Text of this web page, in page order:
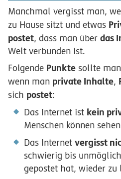
Manchmal vergisst man,
zu Hause sitzt und etwas
postet, dass man über das
Welt verbunden ist.
Folgende Punkte sollte
wenn man private Inhalte,
sich postet:
Das Internet ist kein
Menschen können
Das Internet vergisst
schwierig bis
gepostet hat, wieder zu